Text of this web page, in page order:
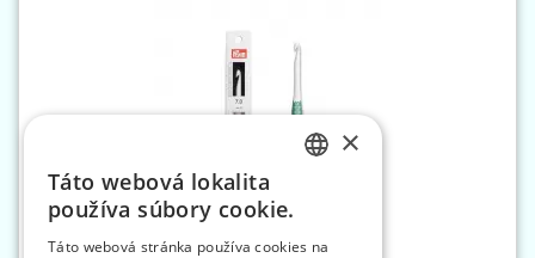
Háčik na vlnu 7 mm ERGO
×
Táto webová lokalita
používa súbory cookie.
Táto webová stránka používa cookies na